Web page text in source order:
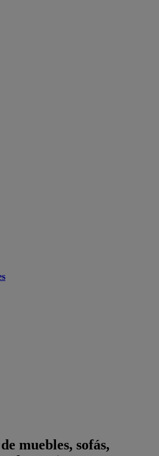
muebles, sofás,